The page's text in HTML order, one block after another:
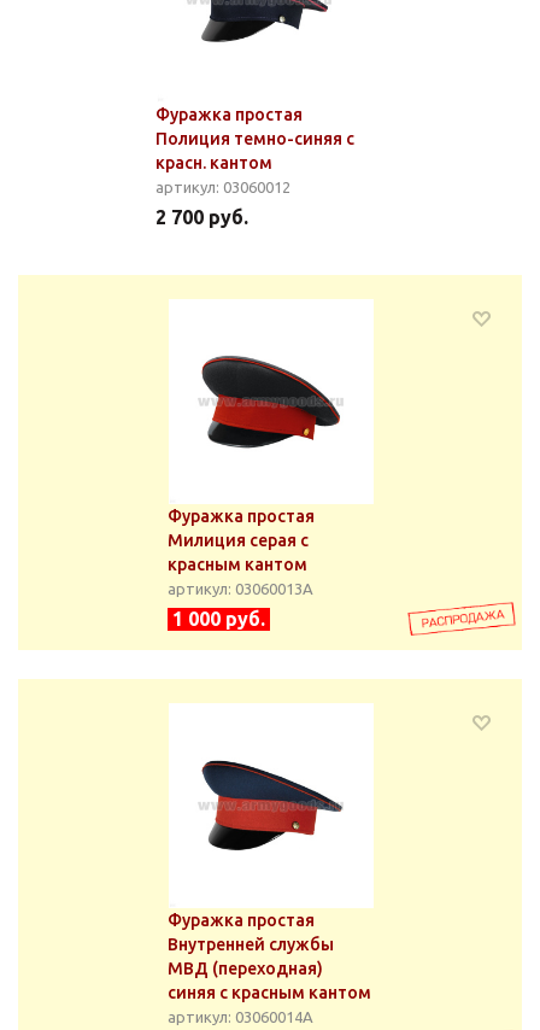
Фуражка простая
Полиция темно-синяя с
красн. кантом
артикул: 03060012
2 700 руб.
Фуражка простая
Милиция серая с
красным кантом
артикул: 03060013А
1 000 руб.
Фуражка простая
Внутренней службы
МВД (переходная)
синяя с красным кантом
артикул: 03060014А